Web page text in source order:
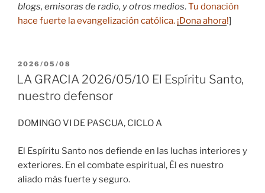
blogs, emisoras de radio, y otros medios.Tu donación
hace fuerte la evangelización católica. ¡Dona ahora!]
PUBLICADO
EL
2026/05/08
LA GRACIA 2026/05/10 El Espíritu Santo,
nuestro defensor
DOMINGO VI DE PASCUA, CICLO A
El Espíritu Santo nos defiende en las luchas interiores y
exteriores. En el combate espiritual, Él es nuestro
aliado más fuerte y seguro.